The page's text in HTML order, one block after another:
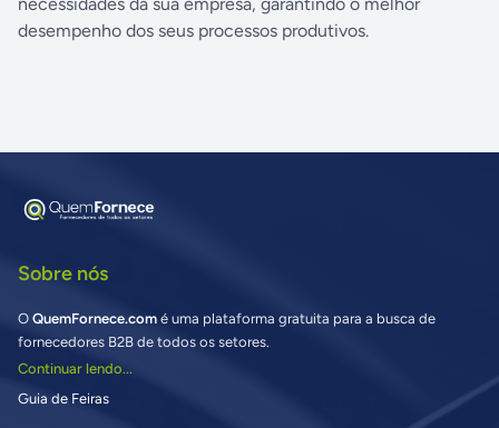
desempenho dos seus processos produtivos.
Sobre nós
O QuemFornece.com é uma plataforma gratuita para a busca de
fornecedores B2B de todos os setores.
Continuar lendo...
Guia de Feiras